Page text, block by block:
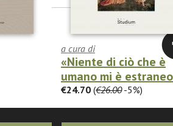
a cura di
«Niente di ciò che è
umano mi è
€24.70 (€26.00-5%)